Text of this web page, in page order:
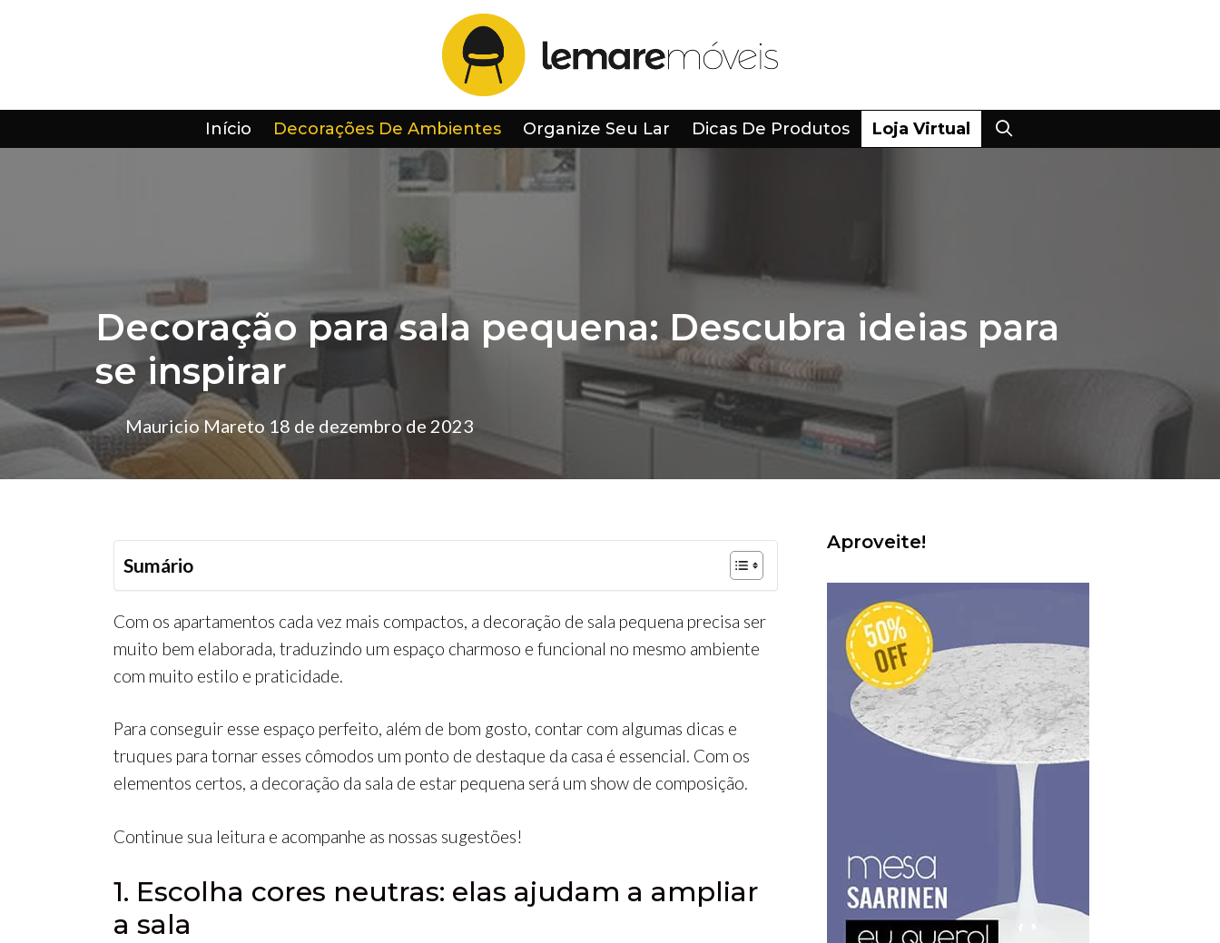
Início Decorações De Ambientes Organize Seu Lar Dicas De Produtos Loja Virtual
Decoração para sala pequena: Descubra ideias para
se inspirar
Mauricio Mareto 18 de dezembro de 2023
Sumário
Com os apartamentos cada vez mais compactos, a decoração de sala pequena precisa ser
muito bem elaborada, traduzindo um espaço charmoso e funcional no mesmo ambiente
com muito estilo e praticidade.
Para conseguir esse espaço perfeito, além de bom gosto, contar com algumas dicas e
truques para tornar esses cômodos um ponto de destaque da casa é essencial. Com os
elementos certos, a decoração da sala de estar pequena será um show de composição.
Continue sua leitura e acompanhe as nossas sugestões!
1. Escolha cores neutras: elas ajudam a ampliar
a sala
Aproveite!